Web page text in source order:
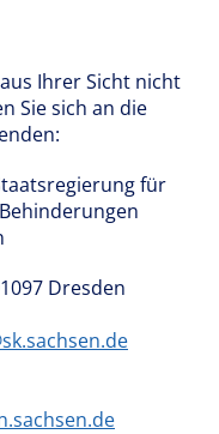
Ihrer Sicht nicht
Sie sich an die
für
Dresden